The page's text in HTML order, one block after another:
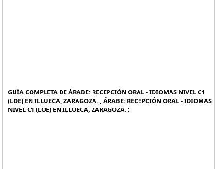
GUÍA COMPLETA DE ÁRABE: RECEPCIÓN ORAL - IDIOMAS NIVEL C1
(LOE) EN ILLUECA, ZARAGOZA. , ÁRABE: RECEPCIÓN ORAL - IDIOMAS
NIVEL C1 (LOE) EN ILLUECA, ZARAGOZA. :